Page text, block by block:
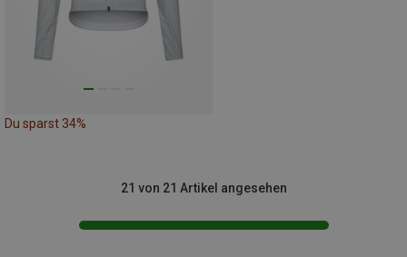
Du sparst 34%
21 von 21 Artikel angesehen